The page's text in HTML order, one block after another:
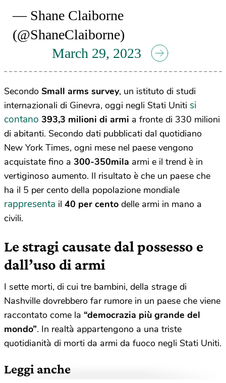
— Shane Claiborne
(@ShaneClaiborne)
March 29, 2023
Secondo Small arms survey, un istituto di studi
internazionali di Ginevra, oggi negli Stati Uniti si
contano 393,3 milioni di armi a fronte di 330 milioni
di abitanti. Secondo dati pubblicati dal quotidiano
New York Times, ogni mese nel paese vengono
acquistate fino a 300-350mila armi e il trend è in
vertiginoso aumento. Il risultato è che un paese che
ha il 5 per cento della popolazione mondiale
rappresenta il 40 per cento delle armi in mano a
civili.
Le stragi causate dal possesso e
dall’uso di armi
I sette morti, di cui tre bambini, della strage di
Nashville dovrebbero far rumore in un paese che viene
raccontato come la “democrazia più grande del
mondo”. In realtà appartengono a una triste
quotidianità di morti da armi da fuoco negli Stati Uniti.
Leggi anche